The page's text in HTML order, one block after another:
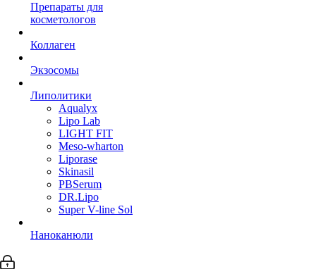
Препараты для
косметологов
Коллаген
Экзосомы
Липолитики
Aqualyx
Lipo Lab
LIGHT FIT
Meso-wharton
Liporase
Skinasil
PBSerum
DR.Lipo
Super V-line Sol
Наноканюли